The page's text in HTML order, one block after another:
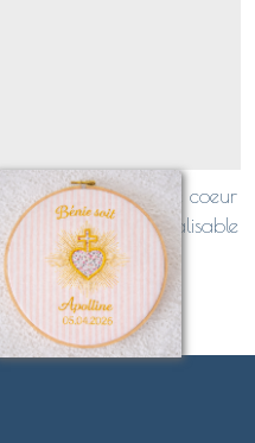
tambour brodé sacré coeur
"Béni(e) soit", personnalisable
À partir de 43€